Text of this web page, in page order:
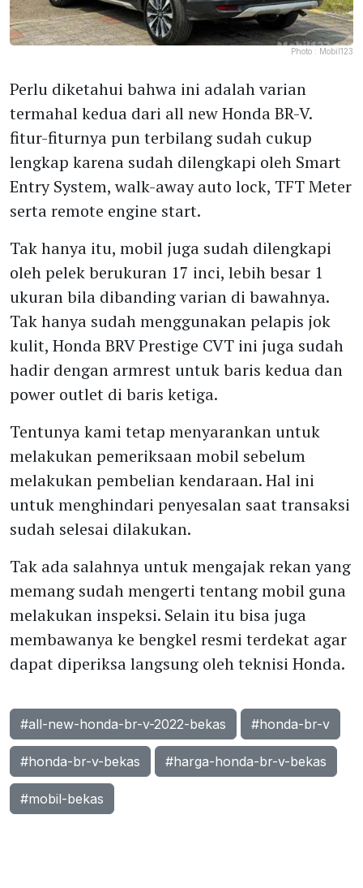
Photo : Mobil123
Perlu diketahui bahwa ini adalah varian
termahal kedua dari all new Honda BR-V.
fitur-fiturnya pun terbilang sudah cukup
lengkap karena sudah dilengkapi oleh Smart
Entry System, walk-away auto lock, TFT Meter
serta remote engine start.
Tak hanya itu, mobil juga sudah dilengkapi
oleh pelek berukuran 17 inci, lebih besar 1
ukuran bila dibanding varian di bawahnya.
Tak hanya sudah menggunakan pelapis jok
kulit, Honda BRV Prestige CVT ini juga sudah
hadir dengan armrest untuk baris kedua dan
power outlet di baris ketiga.
Tentunya kami tetap menyarankan untuk
melakukan pemeriksaan mobil sebelum
melakukan pembelian kendaraan. Hal ini
untuk menghindari penyesalan saat transaksi
sudah selesai dilakukan.
Tak ada salahnya untuk mengajak rekan yang
memang sudah mengerti tentang mobil guna
melakukan inspeksi. Selain itu bisa juga
membawanya ke bengkel resmi terdekat agar
dapat diperiksa langsung oleh teknisi Honda.
#all-new-honda-br-v-2022-bekas #honda-br-v
#honda-br-v-bekas #harga-honda-br-v-bekas
#mobil-bekas